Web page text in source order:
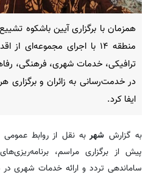
همزمان با برگزاری آیین باشکوه
منطقه ۱۴ با اجرای
ترافیکی، خدمات شهری، فرهنگی،
در خدمت‌رسانی به زائران و
ایفا کرد.
به گزارش شهر
پیش از برگزاری مراسم،
ساماندهی تردد و ارائه خدمات شهری